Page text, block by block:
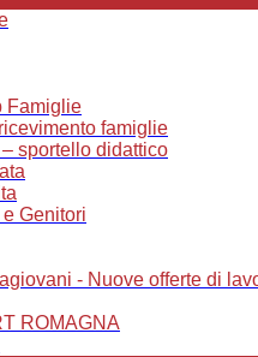
Famiglie
famiglie
sportello didattico
Genitori
- Nuove offerte di
ROMAGNA